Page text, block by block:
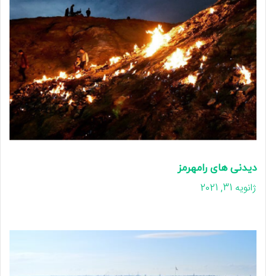
دیدنی های رامهرمز
ژانویه 31, 2021